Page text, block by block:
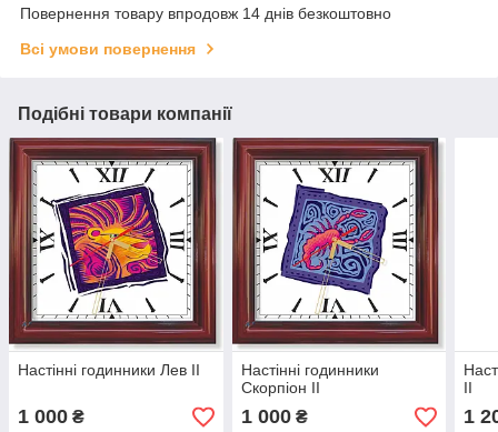
Повернення товару впродовж 14 днів безкоштовно
Всі умови повернення
Подібні товари компанії
Настінні годинники Лев II
1 000 ₴
Настінні годинники
Скорпіон II
1 000₴
II
1